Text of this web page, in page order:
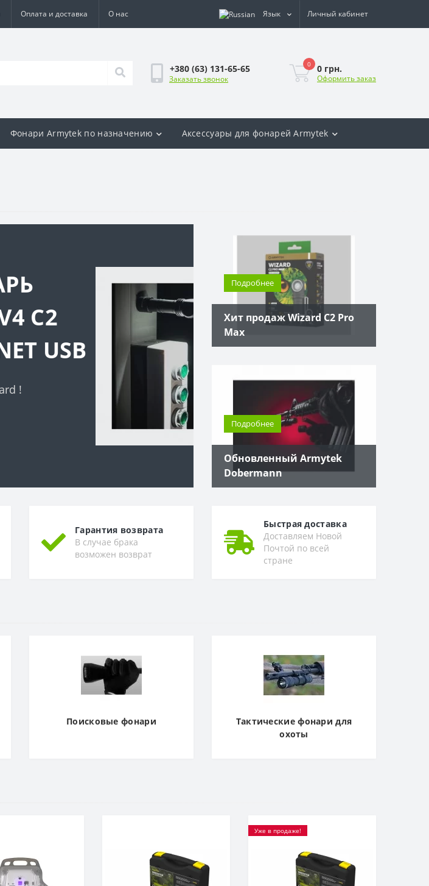
Оплата и доставка О нас Язык Личный кабинет
+380 (63) 131-65-65
Заказать звонок
0 0 грн.
Оформить заказ
Фонари Armytek по назначению Аксесcуары для фонарей Armytek
ФОНАРИ
на все случаи жизни! Высокая степень
Купить
Подробнее
Хит продаж Wizard C2 Pro
Max
Подробнее
Обновленный Armytek
Dobermann
Гарантия возврата
В случае брака
возможен возврат
Быстрая доставка
Доставляем Новой
Почтой по всей
стране
Поисковые фонари
Тактические фонари для
охоты
Уже в продаже!